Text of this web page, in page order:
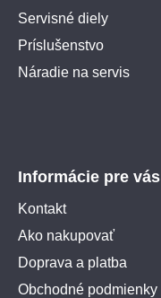
Servisné diely
Príslušenstvo
Náradie na servis
Informácie pre vás
Kontakt
Ako nakupovať
Doprava a platba
Obchodné podmienky